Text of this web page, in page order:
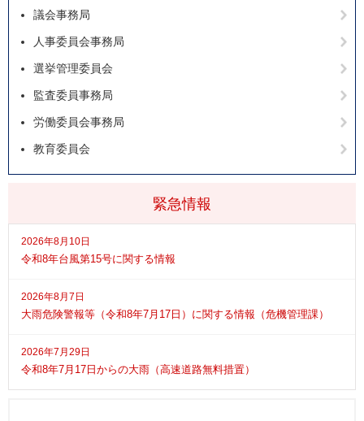
緊急情報
2026年8月10日
令和8年台風第15号に関する情報
2026年8月7日
大雨危険警報等（令和8年7月17日）に関する情報（危機管理課）
2026年7月29日
令和8年7月17日からの大雨（高速道路無料措置）
議会事務局
人事委員会事務局
選挙管理委員会
監査委員事務局
労働委員会事務局
教育委員会